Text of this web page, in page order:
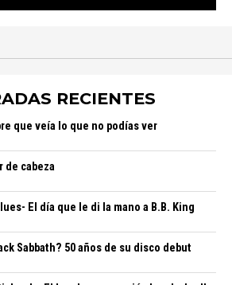
RECIENTES
que veía lo que no podías ver
de cabeza
El día que le di la mano a B.B. King
Sabbath? 50 años de su disco debut